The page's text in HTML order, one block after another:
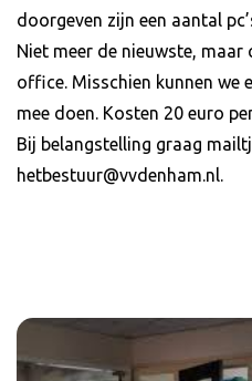
doorgeven zijn een aantal
Niet meer de nieuwste,
office. Misschien kunnen we
mee doen. Kosten 20 euro
Bij belangstelling graag
hetbestuur@vvdenham.nl.